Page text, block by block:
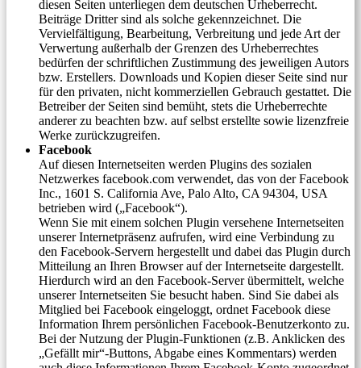
diesen Seiten unterliegen dem deutschen Urheberrecht.
Beiträge Dritter sind als solche gekennzeichnet. Die
Vervielfältigung, Bearbeitung, Verbreitung und jede Art der
Verwertung außerhalb der Grenzen des Urheberrechtes
bedürfen der schriftlichen Zustimmung des jeweiligen Autors
bzw. Erstellers. Downloads und Kopien dieser Seite sind nur
für den privaten, nicht kommerziellen Gebrauch gestattet. Die
Betreiber der Seiten sind bemüht, stets die Urheberrechte
anderer zu beachten bzw. auf selbst erstellte sowie lizenzfreie
Werke zurückzugreifen.
Facebook
Auf diesen Internetseiten werden Plugins des sozialen
Netzwerkes facebook.com verwendet, das von der Facebook
Inc., 1601 S. California Ave, Palo Alto, CA 94304, USA
betrieben wird („Facebook“).
Wenn Sie mit einem solchen Plugin versehene Internetseiten
unserer Internetpräsenz aufrufen, wird eine Verbindung zu
den Facebook-Servern hergestellt und dabei das Plugin durch
Mitteilung an Ihren Browser auf der Internetseite dargestellt.
Hierdurch wird an den Facebook-Server übermittelt, welche
unserer Internetseiten Sie besucht haben. Sind Sie dabei als
Mitglied bei Facebook eingeloggt, ordnet Facebook diese
Information Ihrem persönlichen Facebook-Benutzerkonto zu.
Bei der Nutzung der Plugin-Funktionen (z.B. Anklicken des
„Gefällt mir“-Buttons, Abgabe eines Kommentars) werden